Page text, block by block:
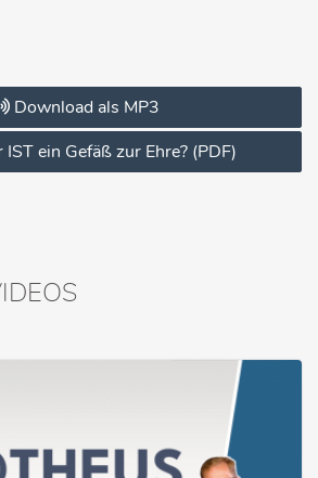
Download als MP3
ein Gefäß zur Ehre? (PDF)